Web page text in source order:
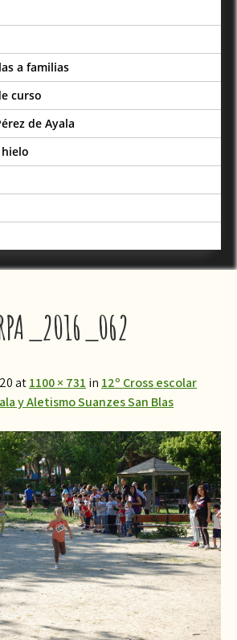
a familias
curso
de Ayala
at1100 × 731 in 12º Cross escolar
y Aletismo Suanzes San Blas